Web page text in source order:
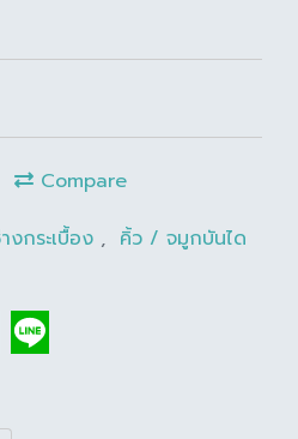
Compare
งกระเบื้อง , คิ้ว / จมูกบันได